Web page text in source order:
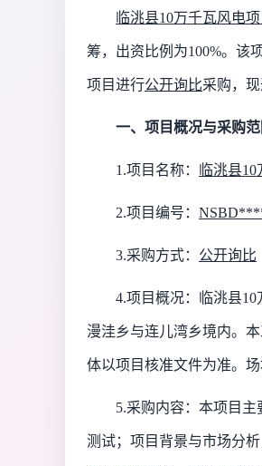
临洮县10万千瓦风电
筹，出资比例为100%。该
项目进行公开询比采购，
一、项目概况与采购范
1.项目名称： 临洮县10
2.项目编号：
3.采购方式： 公开询比
4.项目概况： 临洮县10
漫洼乡与连儿湾乡境内。
体以项目核准文件为准。
5.采购内容： 本项目主
测试； 项目背景与市场分